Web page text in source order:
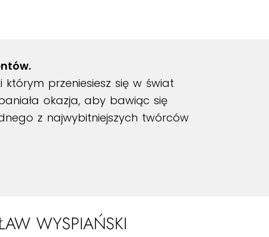
którym przeniesiesz się w świat
okazja, aby bawiąc się
z najwybitniejszych twórców
WYSPIAŃSKI